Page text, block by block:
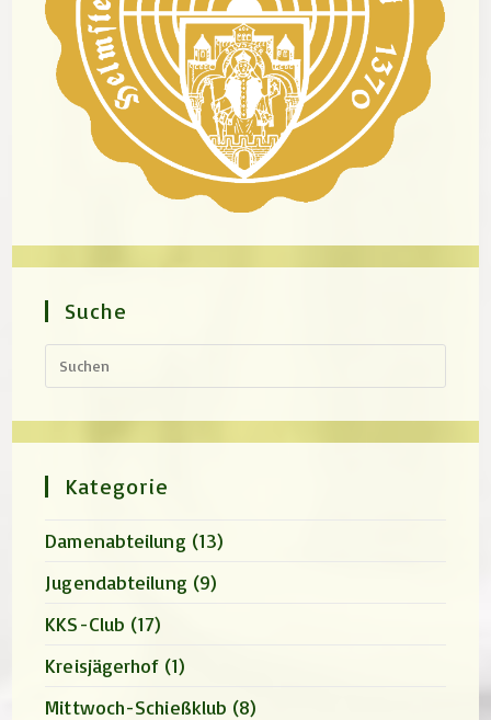
Suche
Kategorie
Damenabteilung (13)
Jugendabteilung (9)
KKS-Club (17)
Kreisjägerhof (1)
Mittwoch-Schießklub (8)